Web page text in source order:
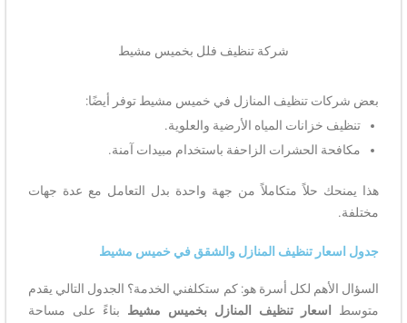
شركة تنظيف فلل بخميس مشيط
بعض شركات تنظيف المنازل في خميس مشيط توفر أيضًا:
تنظيف خزانات المياه الأرضية والعلوية.
مكافحة الحشرات الزاحفة باستخدام مبيدات آمنة.
هذا يمنحك حلاً متكاملاً من جهة واحدة بدل التعامل مع عدة جهات
مختلفة.
جدول اسعار تنظيف المنازل والشقق في خميس مشيط
السؤال الأهم لكل أسرة هو: كم ستكلفني الخدمة؟ الجدول التالي يقدم
متوسط
اسعار تنظيف المنازل بخميس مشيط بناءً على مساحة